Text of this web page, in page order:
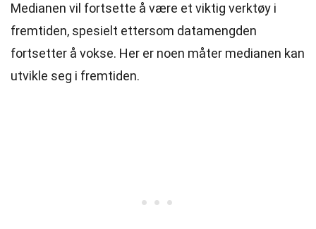
Medianen vil fortsette å være et viktig verktøy i
fremtiden, spesielt ettersom datamengden
fortsetter å vokse. Her er noen måter medianen kan
utvikle seg i fremtiden.